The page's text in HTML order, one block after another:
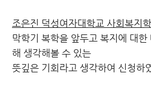
조은진 덕성여자대학교 사회복지
막학기 복학을 앞두고 복지에 대
해 생각해볼 수 있는
뜻깊은 기회라고 생각하여 신청하